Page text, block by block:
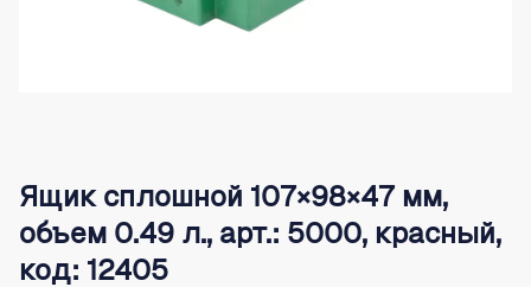
Ящик сплошной 107×98×47 мм,
объем 0.49 л., арт.: 5000, красный,
код: 12405